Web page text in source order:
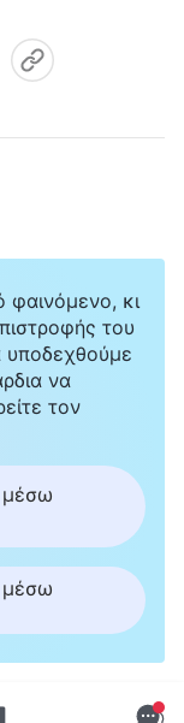
κι
του
υποδεχθούμε
να
τον
μέσω
μέσω